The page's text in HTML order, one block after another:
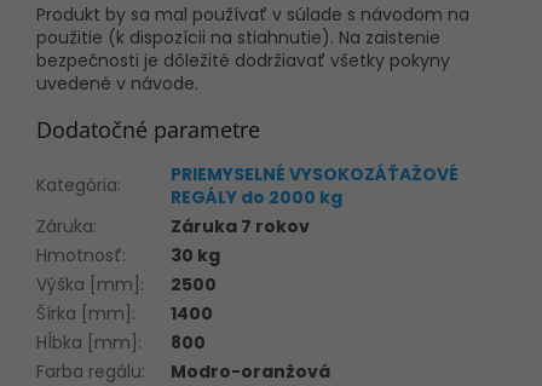
Produkt by sa mal používať v súlade s návodom na
použitie (k dispozícii na stiahnutie). Na zaistenie
bezpečnosti je dôležité dodržiavať všetky pokyny
uvedené v návode.
Dodatočné parametre
Kategória:
PRIEMYSELNÉ VYSOKOZÁŤAŽOVÉ
REGÁLY do 2000 kg
Záruka:
Záruka 7 rokov
Hmotnosť:
30 kg
Výška [mm] :
2500
Šírka [mm] :
1400
Hĺbka [mm] :
800
Farba regálu:
Modro-oranžová